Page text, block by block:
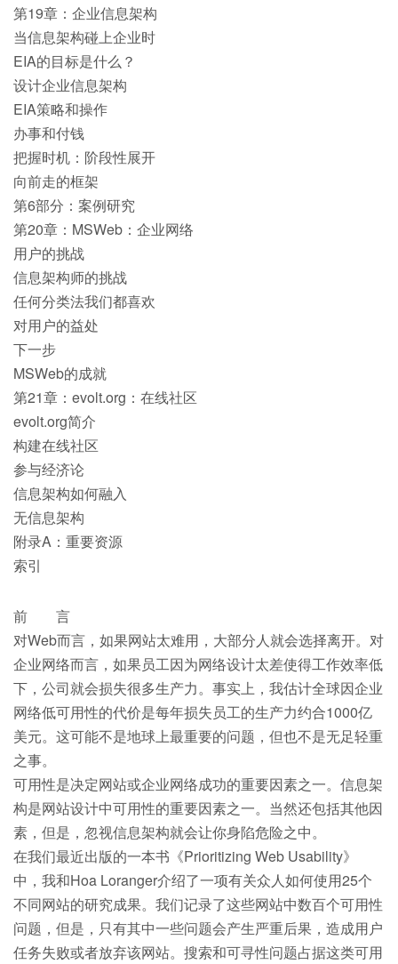
第19章：企业信息架构
当信息架构碰上企业时
EIA的目标是什么？
设计企业信息架构
EIA策略和操作
办事和付钱
把握时机：阶段性展开
向前走的框架
第6部分：案例研究
第20章：MSWeb：企业网络
用户的挑战
信息架构师的挑战
任何分类法我们都喜欢
对用户的益处
下一步
MSWeb的成就
第21章：evolt.org：在线社区
evolt.org简介
构建在线社区
参与经济论
信息架构如何融入
无信息架构
附录A：重要资源
索引
前 言
对Web而言，如果网站太难用，大部分人就会选择离开。对
企业网络而言，如果员工因为网络设计太差使得工作效率低
下，公司就会损失很多生产力。事实上，我估计全球因企业
网络低可用性的代价是每年损失员工的生产力约合1000亿
美元。这可能不是地球上最重要的问题，但也不是无足轻重
之事。
可用性是决定网站或企业网络成功的重要因素之一。信息架
构是网站设计中可用性的重要因素之一。当然还包括其他因
素，但是，忽视信息架构就会让你身陷危险之中。
在我们最近出版的一本书《Prioritizing Web Usability》
中，我和Hoa Loranger介绍了一项有关众人如何使用25个
不同网站的研究成果。我们记录了这些网站中数百个可用性
问题，但是，只有其中一些问题会产生严重后果，造成用户
任务失败或者放弃该网站。搜索和可寻性问题占据这类可用